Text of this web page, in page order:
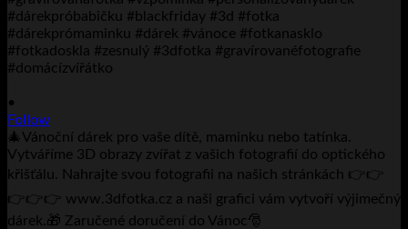
•
Follow
🎄Vánoční dárek pro vaše dítě, maminku nebo tatínka.
Vytváříme 3D obrazy zvířat z vašich fotografií do optického
křišťálu. Nahrajte svou fotografii na našich stránkách 👉👉
👉👉👉 www.3dfotka.cz a naši grafici vám vytvoří výjimečný
dárek.🎁 Zaručené doručení do Vánoc🎅